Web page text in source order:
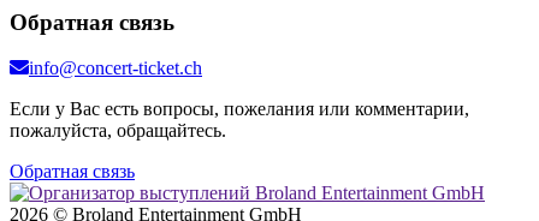
Обратная связь
info@concert-ticket.ch
Если у Вас есть вопросы, пожелания или комментарии,
пожалуйста, обращайтесь.
Обратная связь
2026 © Broland Entertainment GmbH